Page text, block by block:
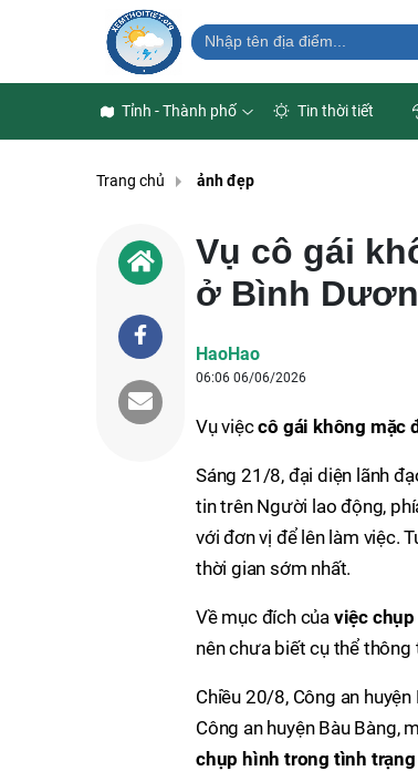
Tỉnh - Thành phố Tin thời tiết
Trang chủ ảnh đẹp
Vụ cô gái
ở Bình
HaoHao
06:06 06/06/2026
Vụ việccô gái không mặc
Sáng 21/8, đại diện lãnh
tin trên Người lao động,
với đơn vị để lên làm việc.
thời gian sớm nhất.
Về mục đích của việc
nên chưa biết cụ thể thông
Chiều 20/8, Công an
Công an huyện Bàu
chụp hình trong tình